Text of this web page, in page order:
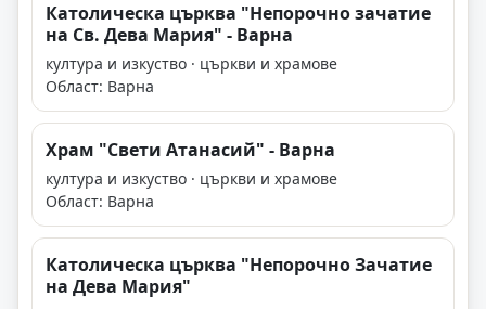
Католическа църква "Непорочно зачатие
на Св. Дева Мария" - Варна
култура и изкуство · църкви и храмове
Област: Варна
Храм "Свети Атанасий" - Варна
култура и изкуство · църкви и храмове
Област: Варна
Католическа църква "Непорочно Зачатие
на Дева Мария"